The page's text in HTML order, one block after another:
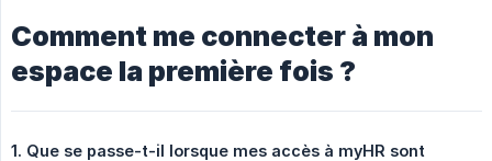
Comment me connecter à mon
espace la première fois ?
1. Que se passe-t-il lorsque mes accès à myHR sont